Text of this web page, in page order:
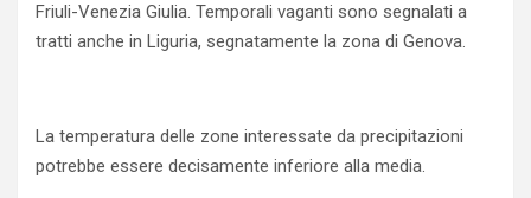
Friuli-Venezia Giulia. Temporali vaganti sono segnalati a
tratti anche in Liguria, segnatamente la zona di Genova.
La temperatura delle zone interessate da precipitazioni
potrebbe essere decisamente inferiore alla media.